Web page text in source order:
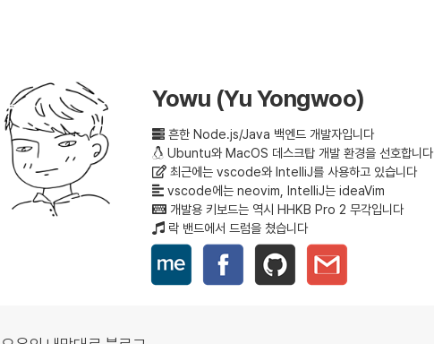
Yowu (Yu Yongwoo)
흔한 Node.js/Java 백엔드 개발자입니다
Ubuntu와 MacOS 데스크탑 개발 환경을 선호합니다
최근에는 vscode와 IntelliJ를 사용하고 있습니다
vscode에는 neovim, IntelliJ는 ideaVim
개발용 키보드는 역시 HHKB Pro 2 무각입니다
락 밴드에서 드럼을 쳤습니다